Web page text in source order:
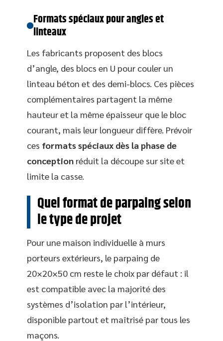
Formats spéciaux pour angles et
linteaux
Les fabricants proposent des blocs
d’angle, des blocs en U pour couler un
linteau béton et des demi-blocs. Ces pièces
complémentaires partagent la même
hauteur et la même épaisseur que le bloc
courant, mais leur longueur diffère. Prévoir
ces formats spéciaux dès la phase de
conception réduit la découpe sur site et
limite la casse.
Quel format de parpaing selon
le type de projet
Pour une maison individuelle à murs
porteurs extérieurs, le parpaing de
20×20×50 cm reste le choix par défaut : il
est compatible avec la majorité des
systèmes d’isolation par l’intérieur,
disponible partout et maîtrisé par tous les
maçons.